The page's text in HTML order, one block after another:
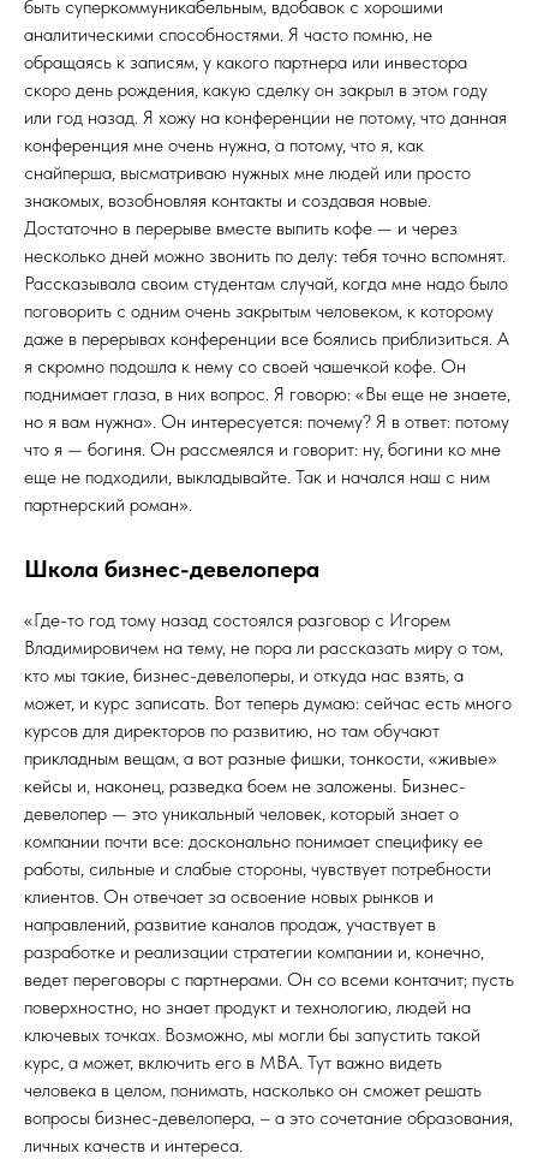
быть суперкоммуникабельным, вдобавок с хорошими
аналитическими способностями. Я часто помню, не
обращаясь к записям, у какого партнера или инвестора
скоро день рождения, какую сделку он закрыл в этом году
или год назад. Я хожу на конференции не потому, что данная
конференция мне очень нужна, а потому, что я, как
снайперша, высматриваю нужных мне людей или просто
знакомых, возобновляя контакты и создавая новые.
Достаточно в перерыве вместе выпить кофе — и через
несколько дней можно звонить по делу: тебя точно вспомнят.
Рассказывала своим студентам случай, когда мне надо было
поговорить с одним очень закрытым человеком, к которому
даже в перерывах конференции все боялись приблизиться. А
я скромно подошла к нему со своей чашечкой кофе. Он
поднимает глаза, в них вопрос. Я говорю: «Вы еще не знаете,
но я вам нужна». Он интересуется: почему? Я в ответ: потому
что я — богиня. Он рассмеялся и говорит: ну, богини ко мне
еще не подходили, выкладывайте. Так и начался наш с ним
партнерский роман».
Школа бизнес-девелопера
«Где-то год тому назад состоялся разговор с Игорем
Владимировичем на тему, не пора ли рассказать миру о том,
кто мы такие, бизнес-девелоперы, и откуда нас взять, а
может, и курс записать. Вот теперь думаю: сейчас есть много
курсов для директоров по развитию, но там обучают
прикладным вещам, а вот разные фишки, тонкости, «живые»
кейсы и, наконец, разведка боем не заложены. Бизнес-
девелопер — это уникальный человек, который знает о
компании почти все: досконально понимает специфику ее
работы, сильные и слабые стороны, чувствует потребности
клиентов. Он отвечает за освоение новых рынков и
направлений, развитие каналов продаж, участвует в
разработке и реализации стратегии компании и, конечно,
ведет переговоры с партнерами. Он со всеми контачит; пусть
поверхностно, но знает продукт и технологию, людей на
ключевых точках. Возможно, мы могли бы запустить такой
курс, а может, включить его в МВА. Тут важно видеть
человека в целом, понимать, насколько он сможет решать
вопросы бизнес-девелопера, – а это сочетание образования,
личных качеств и интереса.